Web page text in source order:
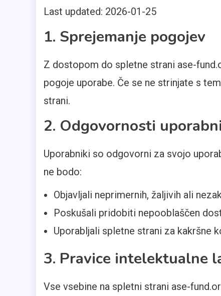
2 MINS READ
Last updated: 2026-01-25
1. Sprejemanje pogojev
Z dostopom do spletne strani ase-
pogoje uporabe. Če se ne strinjate s
strani.
2. Odgovornosti
Uporabniki so odgovorni za svojo
ne bodo:
Objavljali neprimernih, žaljivih ali
Poskušali pridobiti nepooblaščen
Uporabljali spletne strani za kakršne
3. Pravice intelektualne
Vse vsebine na spletni strani ase-